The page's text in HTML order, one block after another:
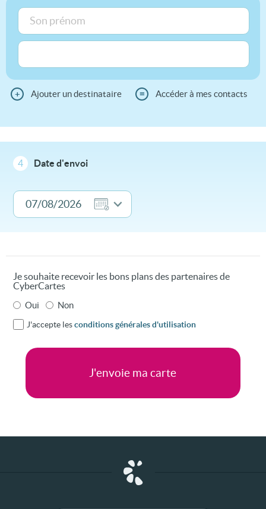
+ Ajouter un destinataire ≡ Accéder à mes contacts
4 Date d'envoi
Je souhaite recevoir les bons plans des partenaires de
CyberCartes
Oui Non
J'accepte lesconditions générales d'utilisation